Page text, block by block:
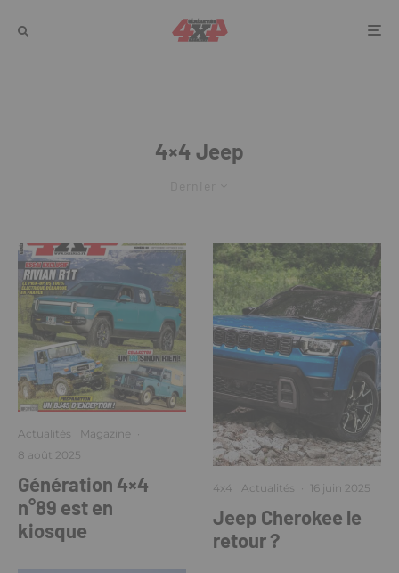
4×4 Jeep
Actualités Magazine ·
8 août 2025
Génération 4×4
n°89 est en
kiosque
4x4 Actualités · 16 juin 2025
Jeep Cherokee le
retour ?